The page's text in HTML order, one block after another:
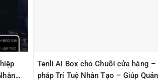
Tenli AI Box cho Chuỗi cửa hàng –
pháp Trí Tuệ Nhân Tạo – Giúp